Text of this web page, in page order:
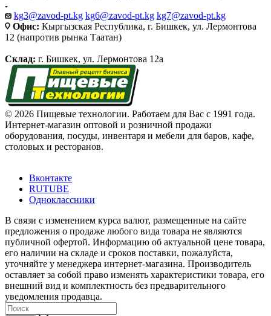
kg3@zavod-pt.kg kg6@zavod-pt.kg kg7@zavod-pt.kg
Офис: Кыргызская Республика, г. Бишкек, ул. Лермонтова
12 (напротив рынка Таатан)
Склад: г. Бишкек, ул. Лермонтова 12а
© 2026 Пищевые технологии. Работаем для Вас с 1991 года.
Интернет-магазин оптовой и розничной продажи
оборудования, посуды, инвентаря и мебели для баров, кафе,
столовых и ресторанов.
Вконтакте
RUTUBE
Одноклассники
В связи с изменением курса валют, размещенные на сайте
предложения о продаже любого вида товара не являются
публичной офертой. Информацию об актуальной цене товара,
его наличии на складе и сроков поставки, пожалуйста,
уточняйте у менеджера интернет-магазина. Производитель
оставляет за собой право изменять характеристики товара, его
внешний вид и комплектность без предварительного
уведомления продавца.